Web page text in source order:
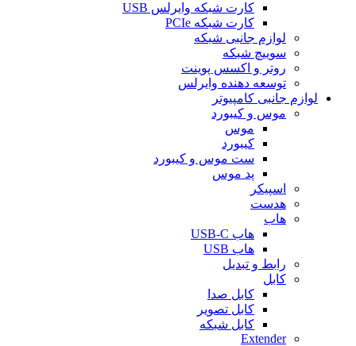
کارت شبکه وایرلس USB
کارت شبکه PCIe
لوازم جانبی شبکه
سوییچ شبکه
روتر و اکسس پوینت
توسعه دهنده وایرلس
لوازم جانبی کامپیوتر
موس و کیبورد
موس
کیبورد
ست موس و کیبورد
پد موس
اسپیکر
هدست
هاب
هاب USB-C
هاب USB
رابط و تبدیل
کابل
کابل صدا
کابل تصویر
کابل شبکه
Extender